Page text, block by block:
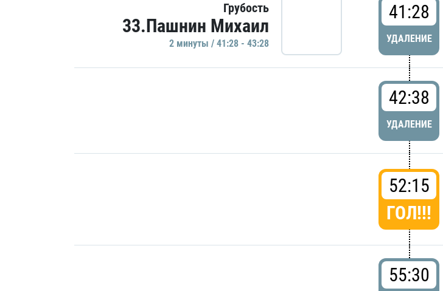
Грубость
33.Пашнин Михаил
2 минуты / 41:28 - 43:28
41:28
УДАЛЕНИЕ
42:38
УДАЛЕНИЕ
52:15
ГОЛ!!!
55:30